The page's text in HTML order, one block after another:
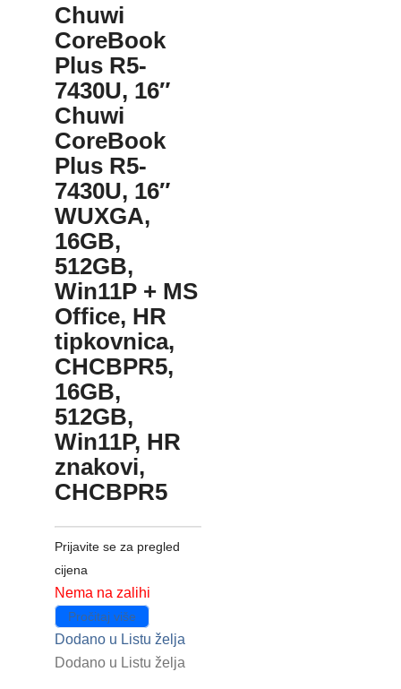
Chuwi
CoreBook
Plus R5-
7430U, 16″
Chuwi
CoreBook
Plus R5-
7430U, 16″
WUXGA,
16GB,
512GB,
Win11P + MS
Office, HR
tipkovnica,
CHCBPR5,
16GB,
512GB,
Win11P, HR
znakovi,
CHCBPR5
Prijavite se za pregled
cijena
Nema na zalihi
Pročitaj više
Dodano u Listu želja
Dodano u Listu želja